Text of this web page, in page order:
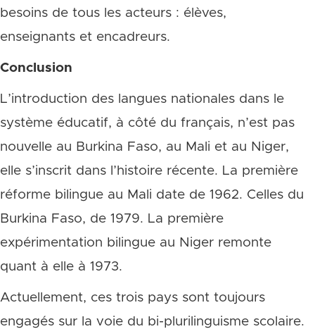
besoins de tous les acteurs : élèves,
enseignants et encadreurs.
Conclusion
L’introduction des langues nationales dans le
système éducatif, à côté du français, n’est pas
nouvelle au Burkina Faso, au Mali et au Niger,
elle s’inscrit dans l’histoire récente. La première
réforme bilingue au Mali date de 1962. Celles du
Burkina Faso, de 1979. La première
expérimentation bilingue au Niger remonte
quant à elle à 1973.
Actuellement, ces trois pays sont toujours
engagés sur la voie du bi-plurilinguisme scolaire.